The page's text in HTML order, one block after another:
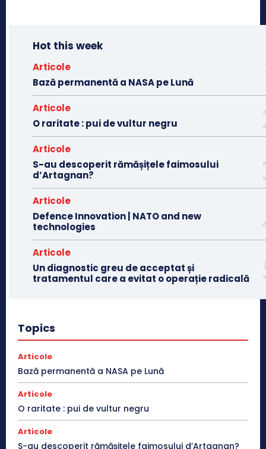
Hot this week
Articole
Bază permanentă a NASA pe Lună
Articole
O raritate : pui de vultur negru
Articole
S-au descoperit rămășițele faimosului
d’Artagnan?
Articole
Defence Innovation | NATO and new
technologies
Articole
Un diagnostic greu de acceptat și
tratamentul care a evitat o operație radicală
Topics
Articole
Bază permanentă a NASA pe Lună
Articole
O raritate : pui de vultur negru
Articole
S-au descoperit rămășițele faimosului d’Artagnan?